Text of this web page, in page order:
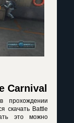
Carnival
прохождении
скачать Battle
это можно